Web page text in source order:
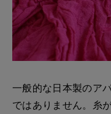
一般的な日本製のア
ではありません。糸